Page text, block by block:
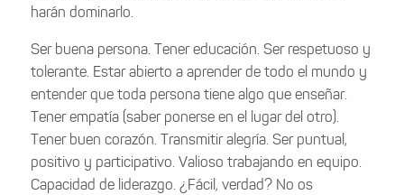
harán dominarlo.
Ser buena persona. Tener educación. Ser respetuoso y
tolerante. Estar abierto a aprender de todo el mundo y
entender que toda persona tiene algo que enseñar.
Tener empatía (saber ponerse en el lugar del otro).
Tener buen corazón. Transmitir alegría. Ser puntual,
positivo y participativo. Valioso trabajando en equipo.
Capacidad de liderazgo. ¿Fácil, verdad? No os